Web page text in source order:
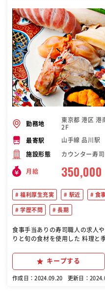
勤務地
東京都 港区 港
2F
最寄駅 山手線 品川駅
施設形態 カウンター寿司
月給 350,000
福利厚生充実 駅近 食
学歴不問 長期
食事手当ありの寿司職人の求人や転職情報
りと旬の食材を使用した 料理と
キープする
作成日：2024.09.20 更新日：